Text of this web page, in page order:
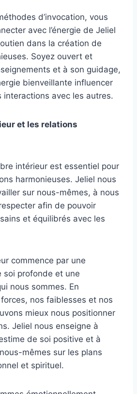
d’invocation, vous
avec l’énergie de Jeliel
dans la création de
Soyez ouvert et
et à son guidage,
bienveillante influencer
interactions avec les autres.
et les relations
intérieur est essentiel pour
harmonieuses. Jeliel nous
sur nous-mêmes, à nous
afin de pouvoir
et équilibrés avec les
commence par une
soi profonde et une
nous sommes. En
nos faiblesses et nos
mieux nous positionner
Jeliel nous enseigne à
de soi positive et à
mêmes sur les plans
et spirituel.